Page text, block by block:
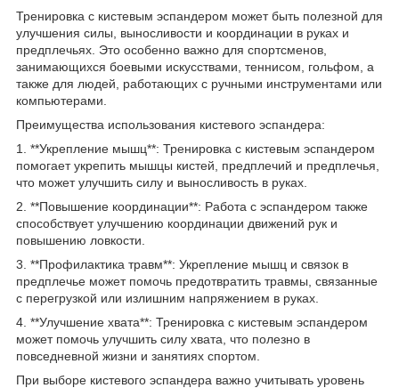
Тренировка с кистевым эспандером может быть полезной для
улучшения силы, выносливости и координации в руках и
предплечьях. Это особенно важно для спортсменов,
занимающихся боевыми искусствами, теннисом, гольфом, а
также для людей, работающих с ручными инструментами или
компьютерами.
Преимущества использования кистевого эспандера:
1. **Укрепление мышц**: Тренировка с кистевым эспандером
помогает укрепить мышцы кистей, предплечий и предплечья,
что может улучшить силу и выносливость в руках.
2. **Повышение координации**: Работа с эспандером также
способствует улучшению координации движений рук и
повышению ловкости.
3. **Профилактика травм**: Укрепление мышц и связок в
предплечье может помочь предотвратить травмы, связанные
с перегрузкой или излишним напряжением в руках.
4. **Улучшение хвата**: Тренировка с кистевым эспандером
может помочь улучшить силу хвата, что полезно в
повседневной жизни и занятиях спортом.
При выборе кистевого эспандера важно учитывать уровень